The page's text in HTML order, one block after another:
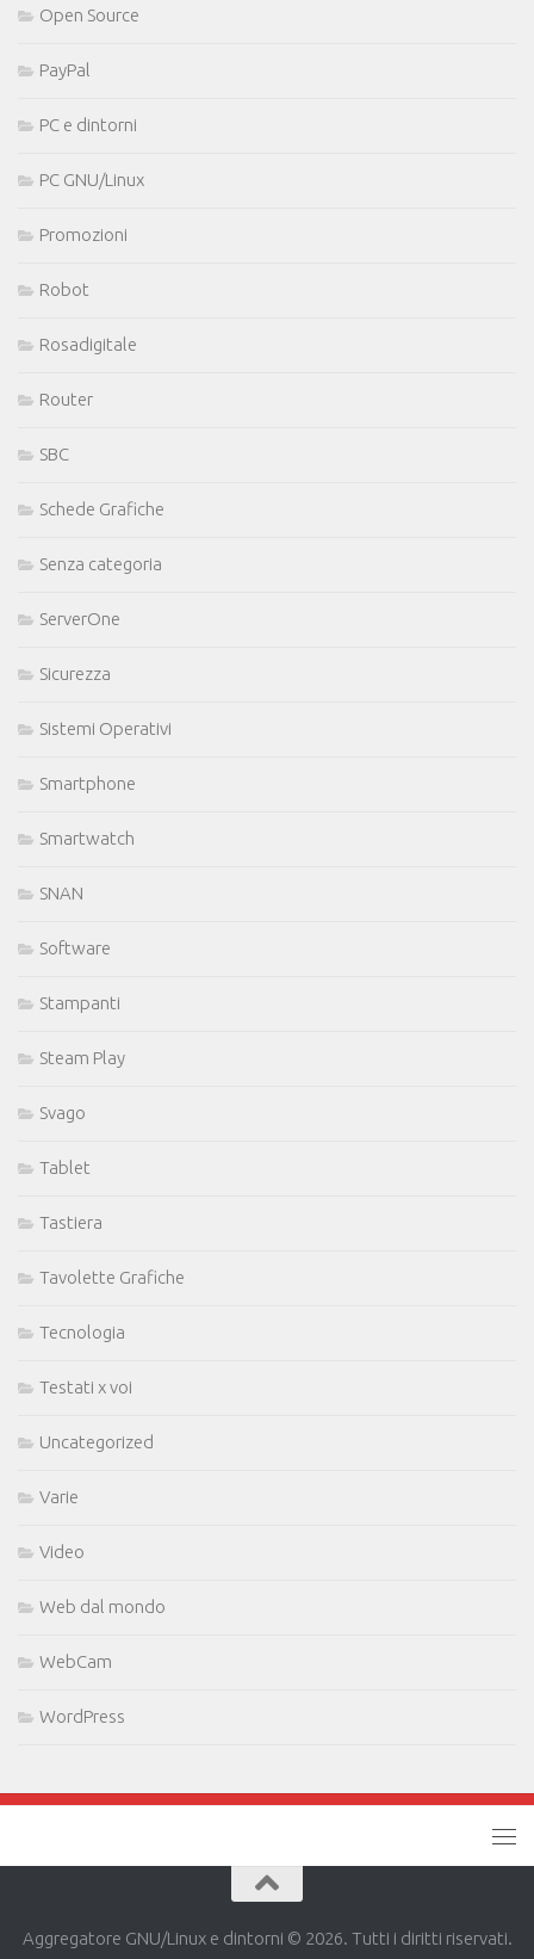
Open Source
PayPal
PC e dintorni
PC GNU/Linux
Promozioni
Robot
Rosadigitale
Router
SBC
Schede Grafiche
Senza categoria
ServerOne
Sicurezza
Sistemi Operativi
Smartphone
Smartwatch
SNAN
Software
Stampanti
Steam Play
Svago
Tablet
Tastiera
Tavolette Grafiche
Tecnologia
Testati x voi
Uncategorized
Varie
Video
Web dal mondo
WebCam
WordPress
Aggregatore GNU/Linux e dintorni © 2026. Tutti i diritti riservati.